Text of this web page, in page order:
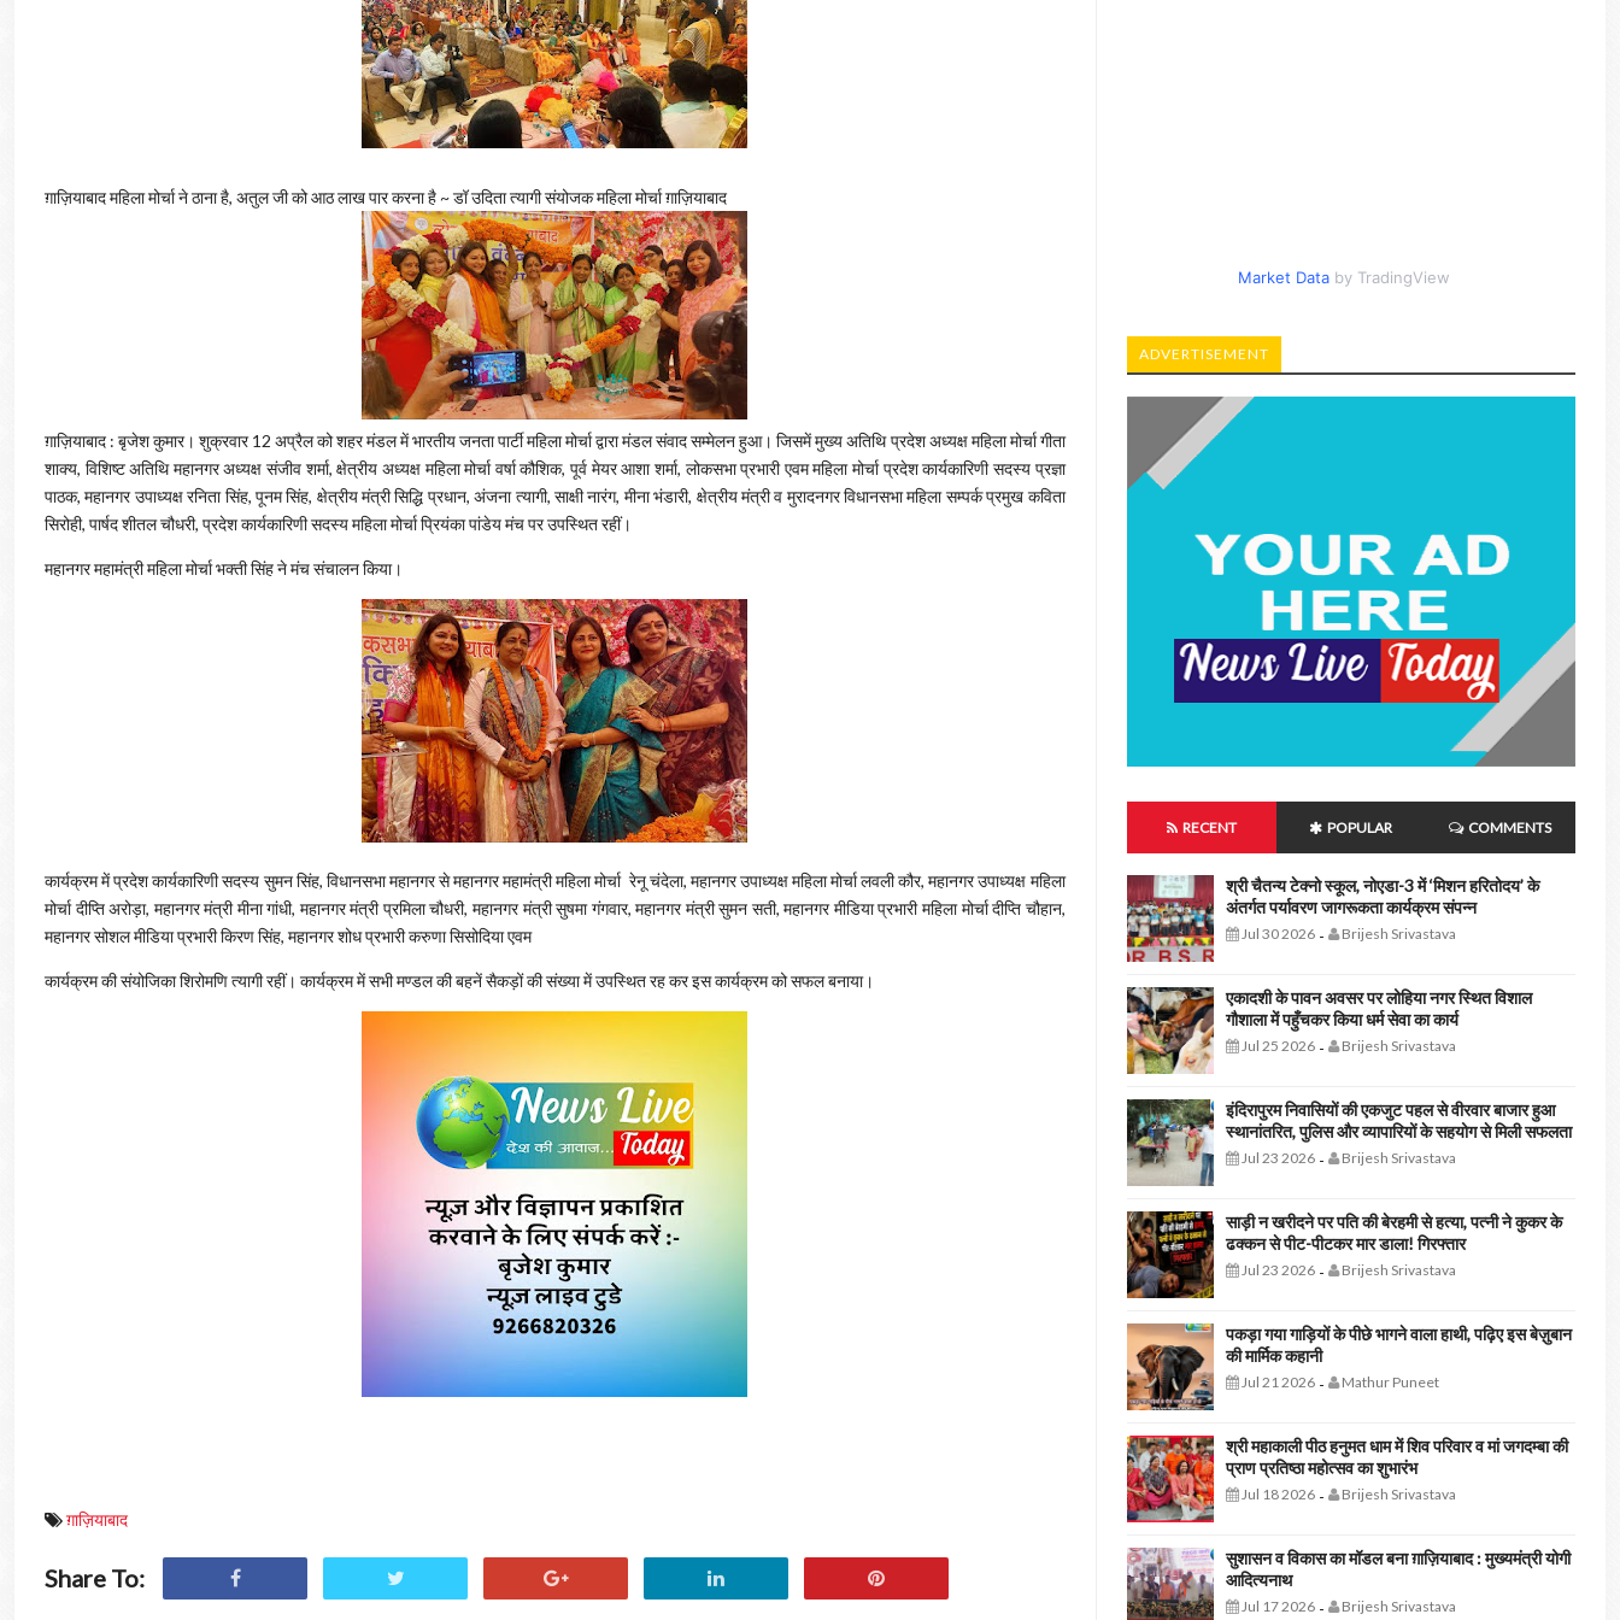
ग़ाज़ियाबाद महिला मोर्चा ने ठाना है, अतुल जी को आठ लाख पार करना है ~ डॉ उदिता त्यागी संयोजक महिला मोर्चा ग़ाज़ियाबाद
ग़ाज़ियाबाद : बृजेश कुमार। शुक्रवार 12 अप्रैल को शहर मंडल में भारतीय जनता पार्टी महिला मोर्चा द्वारा मंडल संवाद सम्मेलन हुआ। जिसमें मुख्य अतिथि प्रदेश अध्यक्ष महिला मोर्चा गीता
शाक्य, विशिष्ट अतिथि महानगर अध्यक्ष संजीव शर्मा, क्षेत्रीय अध्यक्ष महिला मोर्चा वर्षा कौशिक, पूर्व मेयर आशा शर्मा, लोकसभा प्रभारी एवम महिला मोर्चा प्रदेश कार्यकारिणी सदस्य प्रज्ञा
पाठक, महानगर उपाध्यक्ष रनिता सिंह, पूनम सिंह, क्षेत्रीय मंत्री सिद्धि प्रधान, अंजना त्यागी, साक्षी नारंग, मीना भंडारी, क्षेत्रीय मंत्री व मुरादनगर विधानसभा महिला सम्पर्क प्रमुख कविता
सिरोही, पार्षद शीतल चौधरी, प्रदेश कार्यकारिणी सदस्य महिला मोर्चा प्रियंका पांडेय मंच पर उपस्थित रहीं।
महानगर महामंत्री महिला मोर्चा भक्ती सिंह ने मंच संचालन किया।
कार्यक्रम में प्रदेश कार्यकारिणी सदस्य सुमन सिंह, विधानसभा महानगर से महानगर महामंत्री महिला मोर्चा रेनू चंदेला, महानगर उपाध्यक्ष महिला मोर्चा लवली कौर, महानगर उपाध्यक्ष महिला
मोर्चा दीप्ति अरोड़ा, महानगर मंत्री मीना गांधी, महानगर मंत्री प्रमिला चौधरी, महानगर मंत्री सुषमा गंगवार, महानगर मंत्री सुमन सती, महानगर मीडिया प्रभारी महिला मोर्चा दीप्ति चौहान,
महानगर सोशल मीडिया प्रभारी किरण सिंह, महानगर शोध प्रभारी करुणा सिसोदिया एवम
कार्यक्रम की संयोजिका शिरोमणि त्यागी रहीं। कार्यक्रम में सभी मण्डल की बहनें सैकड़ों की संख्या में उपस्थित रह कर इस कार्यक्रम को सफल बनाया।
ग़ाज़ियाबाद
Share To:
Market Databy TradingView
ADVERTISEMENT
RECENT POPULAR COMMENTS
श्री चैतन्य टेक्नो स्कूल, नोएडा-3 में ‘मिशन हरितोदय’ के
अंतर्गत पर्यावरण जागरूकता कार्यक्रम संपन्न
Jul 30 2026- Brijesh Srivastava
एकादशी के पावन अवसर पर लोहिया नगर स्थित विशाल
गौशाला में पहुँचकर किया धर्म सेवा का कार्य
Jul 25 2026- Brijesh Srivastava
इंदिरापुरम निवासियों की एकजुट पहल से वीरवार बाजार हुआ
स्थानांतरित, पुलिस और व्यापारियों के सहयोग से मिली सफलता
Jul 23 2026- Brijesh Srivastava
साड़ी न खरीदने पर पति की बेरहमी से हत्या, पत्नी ने कुकर के
ढक्कन से पीट-पीटकर मार डाला! गिरफ्तार
Jul 23 2026- Brijesh Srivastava
पकड़ा गया गाड़ियों के पीछे भागने वाला हाथी, पढ़िए इस बेज़ुबान
की मार्मिक कहानी
Jul 21 2026- Mathur Puneet
श्री महाकाली पीठ हनुमत धाम में शिव परिवार व मां जगदम्बा की
प्राण प्रतिष्ठा महोत्सव का शुभारंभ
Jul 18 2026- Brijesh Srivastava
सुशासन व विकास का मॉडल बना ग़ाज़ियाबाद : ​मुख्यमंत्री योगी
आदित्यनाथ
Jul 17 2026- Brijesh Srivastava